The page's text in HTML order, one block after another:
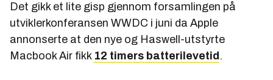
Lagring: 128 GB SSD
OS:Mac OS X
Vekt:1,35 kg
Det gikk et lite gisp gjennom forsamlingen på
utviklerkonferansen WWDC i juni da Apple
annonserte at den nye og Haswell-utstyrte
Macbook Air fikk 12 timers batterilevetid .